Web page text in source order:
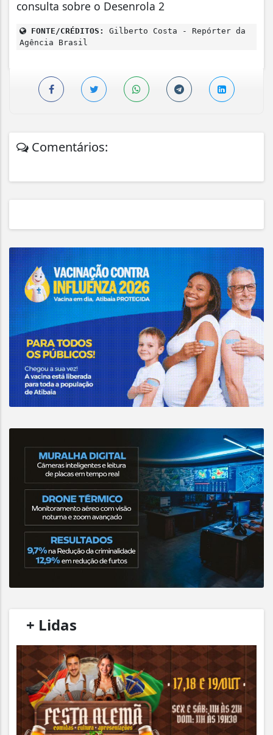
consulta sobre o Desenrola 2
FONTE/CRÉDITOS:
Gilberto Costa - Repórter da
Agência Brasil
Comentários:
+ Lidas